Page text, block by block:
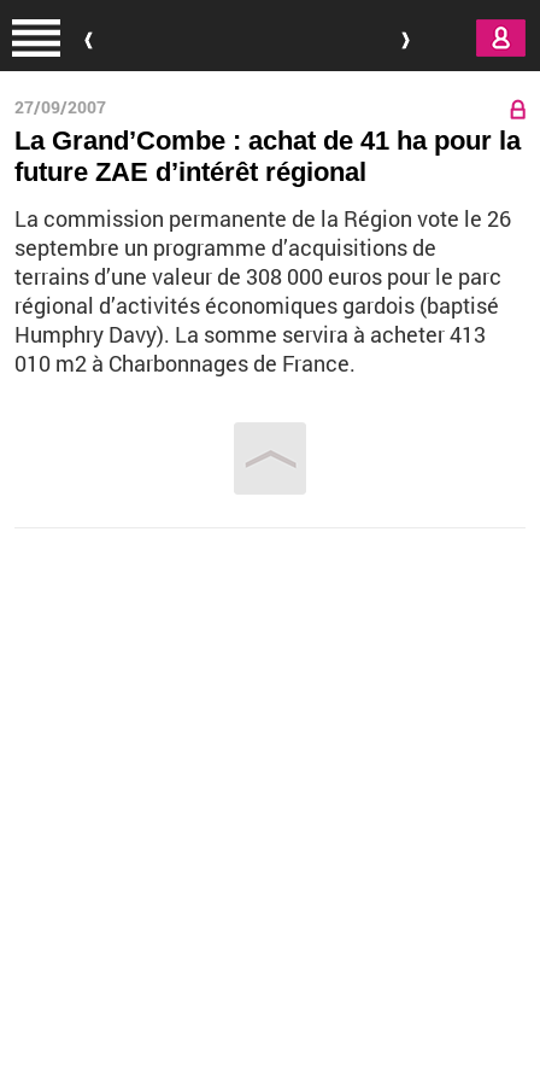
27/09/2007
La Grand’Combe : achat de 41 ha pour la
future ZAE d’intérêt régional
La commission permanente de la Région vote le 26
septembre un programme d’acquisitions de
terrains d’une valeur de 308 000 euros pour le parc
régional d’activités économiques gardois (baptisé
Humphry Davy). La somme servira à acheter 413
010 m2 à Charbonnages de France.